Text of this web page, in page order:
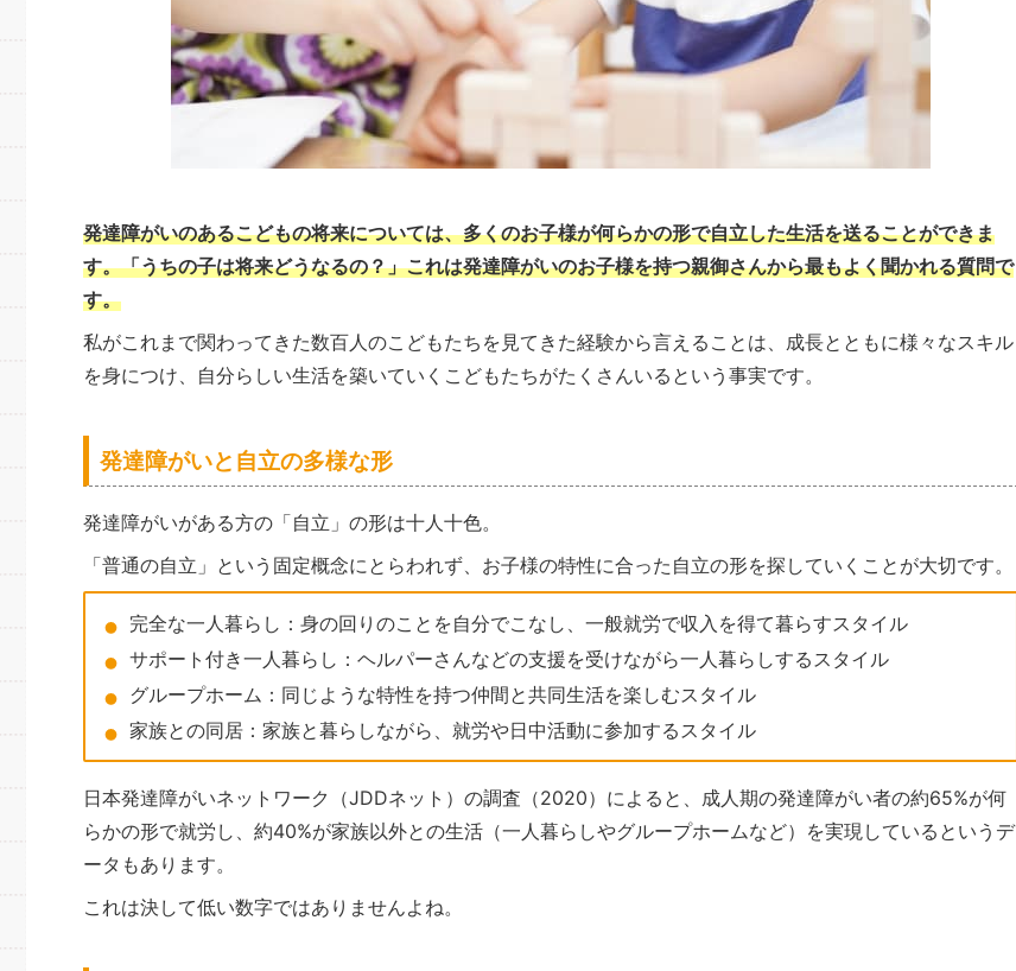
発達障がいのあるこどもの将来については、多くのお子様が何らかの形で自立した生活を送ることができま
す。「うちの子は将来どうなるの？」これは発達障がいのお子様を持つ親御さんから最もよく聞かれる質問で
す。
私がこれまで関わってきた数百人のこどもたちを見てきた経験から言えることは、成長とともに様々なスキル
を身につけ、自分らしい生活を築いていくこどもたちがたくさんいるという事実です。
発達障がいと自立の多様な形
発達障がいがある方の「自立」の形は十人十色。
「普通の自立」という固定概念にとらわれず、お子様の特性に合った自立の形を探していくことが大切です。
完全な一人暮らし：身の回りのことを自分でこなし、一般就労で収入を得て暮らすスタイル
サポート付き一人暮らし：ヘルパーさんなどの支援を受けながら一人暮らしするスタイル
グループホーム：同じような特性を持つ仲間と共同生活を楽しむスタイル
家族との同居：家族と暮らしながら、就労や日中活動に参加するスタイル
日本発達障がいネットワーク（JDDネット）の調査（2020）によると、成人期の発達障がい者の約65%が何
らかの形で就労し、約40%が家族以外との生活（一人暮らしやグループホームなど）を実現しているというデ
ータもあります。
これは決して低い数字ではありませんよね。